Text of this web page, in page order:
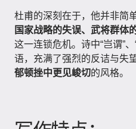
杜甫的深刻在于，他并非简
国家战略的失误、武将群体
这一连锁危机。诗中“岂谓”、
语，充满了强烈的反诘与失
郁顿挫中更见峻切的风格。